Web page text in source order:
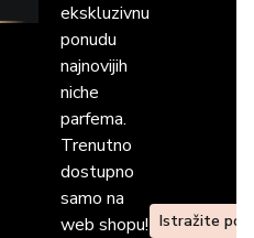
ekskluzivnu
ponudu
najnovijih
niche
parfema.
Trenutno
dostupno
samo na
web shopu! Istražite